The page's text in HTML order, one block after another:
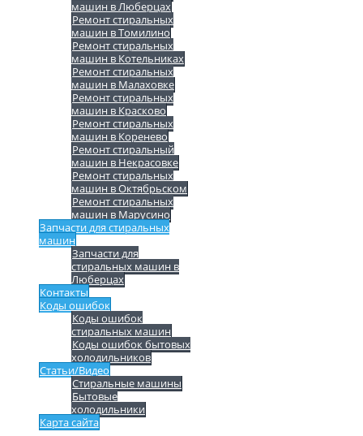
машин в Люберцах
Ремонт стиральных
машин в Томилино
Ремонт стиральных
машин в Котельниках
Ремонт стиральных
машин в Малаховке
Ремонт стиральных
машин в Красково
Ремонт стиральных
машин в Коренево
Ремонт стиральный
машин в Некрасовке
Ремонт стиральных
машин в Октябрьском
Ремонт стиральных
машин в Марусино
Запчасти для стиральных
машин
Запчасти для
стиральных машин в
Люберцах
Контакты
Коды ошибок
Коды ошибок
стиральных машин
Коды ошибок бытовых
холодильников
Статьи/Видео
Стиральные машины
Бытовые
холодильники
Карта сайта